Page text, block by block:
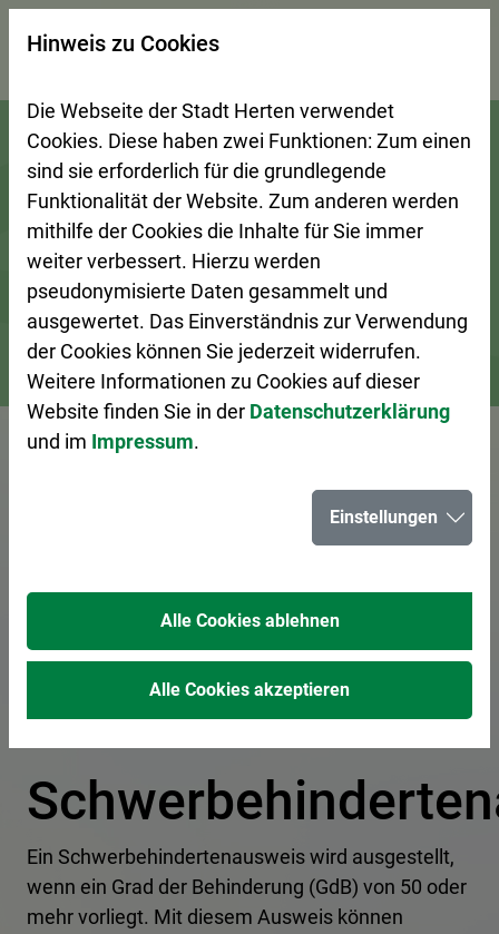
Zur Startseite (Schnelltaste 0)
Zum Seitenanfang springen (Schnelltaste A)
Zur Navigation/Menü springen (Schnelltaste M)
Zur Suche springen (Schnelltaste 8)
Zum Inhalt springen (Schnelltaste I)
Zum Fußbereich springen (Schnelltaste Z)
Bürgerservice Dienstleistungen A–Z
Vorlesen
Ein Schwerbehindertenausweis wird ausgestellt,
wenn ein Grad der Behinderung (GdB) von 50 oder
mehr vorliegt. Mit diesem Ausweis können
Suchseite mit Schnellsuche
Hinweis zu Cookies
Die Webseite der Stadt Herten verwendet
Cookies. Diese haben zwei Funktionen: Zum einen
sind sie erforderlich für die grundlegende
Funktionalität der Website. Zum anderen werden
mithilfe der Cookies die Inhalte für Sie immer
weiter verbessert. Hierzu werden
pseudonymisierte Daten gesammelt und
ausgewertet. Das Einverständnis zur Verwendung
der Cookies können Sie jederzeit widerrufen.
Weitere Informationen zu Cookies auf dieser
Website finden Sie in der Datenschutzerklärung
und im Impressum.
Einstellungen
Alle Cookies ablehnen
Alle Cookies akzeptieren